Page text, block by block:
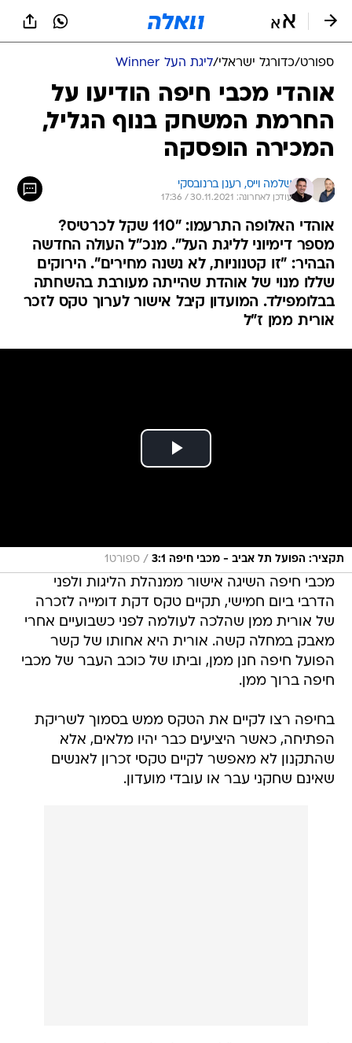
ספורט/כדורגל ישראלי/ליגת העל Winner
אוהדי מכבי חיפה הודיעו על
החרמת המשחק בנוף הגליל,
המכירה הופסקה
שלמה וייס, רענן ברנובסקי
עודכן לאחרונה: 30.11.2021 / 17:36
אוהדי האלופה התרעמו: "110 שקל לכרטיס?
מספר דימיוני לליגת העל". מנכ"ל העולה החדשה
הבהיר: "זו קטנוניות, לא נשנה מחירים". הירוקים
שללו מנוי של אוהדת שהייתה מעורבת בהשחתה
בבלומפילד. המועדון קיבל אישור לערוך טקס לזכר
אורית ממן ז"ל
תקציר: הפועל תל אביב - מכבי חיפה 3:1 / ספורט1
מכבי חיפה השיגה אישור ממנהלת הליגות ולפני
הדרבי ביום חמישי, תקיים טקס דקת דומייה לזכרה
של אורית ממן שהלכה לעולמה לפני כשבועיים אחרי
מאבק במחלה קשה. אורית היא אחותו של קשר
הפועל חיפה חנן ממן, וביתו של כוכב העבר של מכבי
חיפה ברוך ממן.
בחיפה רצו לקיים את הטקס ממש בסמוך לשריקת
הפתיחה, כאשר היציעים כבר יהיו מלאים, אלא
שהתקנון לא מאפשר לקיים טקסי זכרון לאנשים
שאינם שחקני עבר או עובדי מועדון.